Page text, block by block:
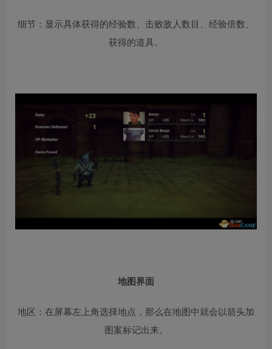
细节：显示具体获得的经验数、击败敌人数目、经验倍数、
获得的道具。
地图界面
地区：在屏幕左上角选择地点，那么在地图中就会以箭头加
图案标记出来。